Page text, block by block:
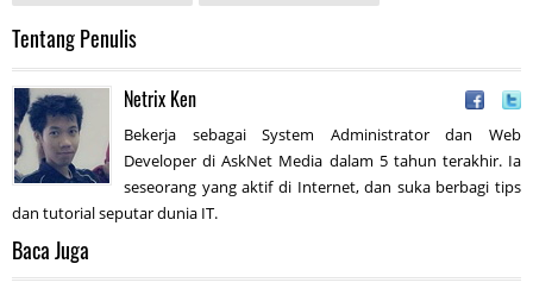
Tentang Penulis
Netrix Ken
Bekerja sebagai System Administrator dan Web
Developer di AskNet Media dalam 5 tahun terakhir. Ia
seseorang yang aktif di Internet, dan suka berbagi tips
dan tutorial seputar dunia IT.
Baca Juga